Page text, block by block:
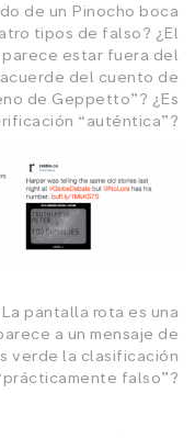
de un Pinocho boca
tipos de falso? ¿El
estar fuera del
del cuento de
de Geppetto”? ¿Es
“auténtica”?
pantalla rota es una
a un mensaje de
verde la clasificación
falso”?